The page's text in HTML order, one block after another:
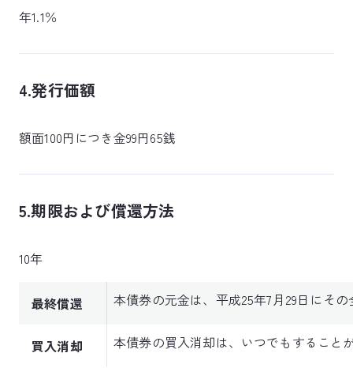
年1.1％
4.発行価額
額面100円につき金99円65銭
5.期限および償還方法
10年
最終償還 本債券の元金は、平成25年7月29日にそ
買入消却 本債券の買入消却は、いつでもすること